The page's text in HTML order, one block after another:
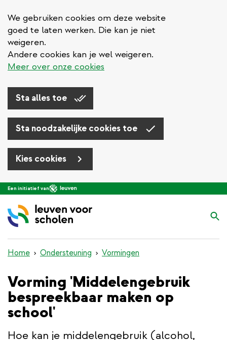
We gebruiken cookies om deze website
goed te laten werken. Die kan je niet
weigeren.
Andere cookies kan je wel weigeren.
Meer over onze cookies
Sta alles toe
Sta noodzakelijke cookies toe
Kies cookies
Overslaan
naar
de
inhoud
gaan
Een initiatief van
Home Ondersteuning Vormingen
Vorming 'Middelengebruik
bespreekbaar maken op
school'
Hoe kan je middelengebruik (alcohol,